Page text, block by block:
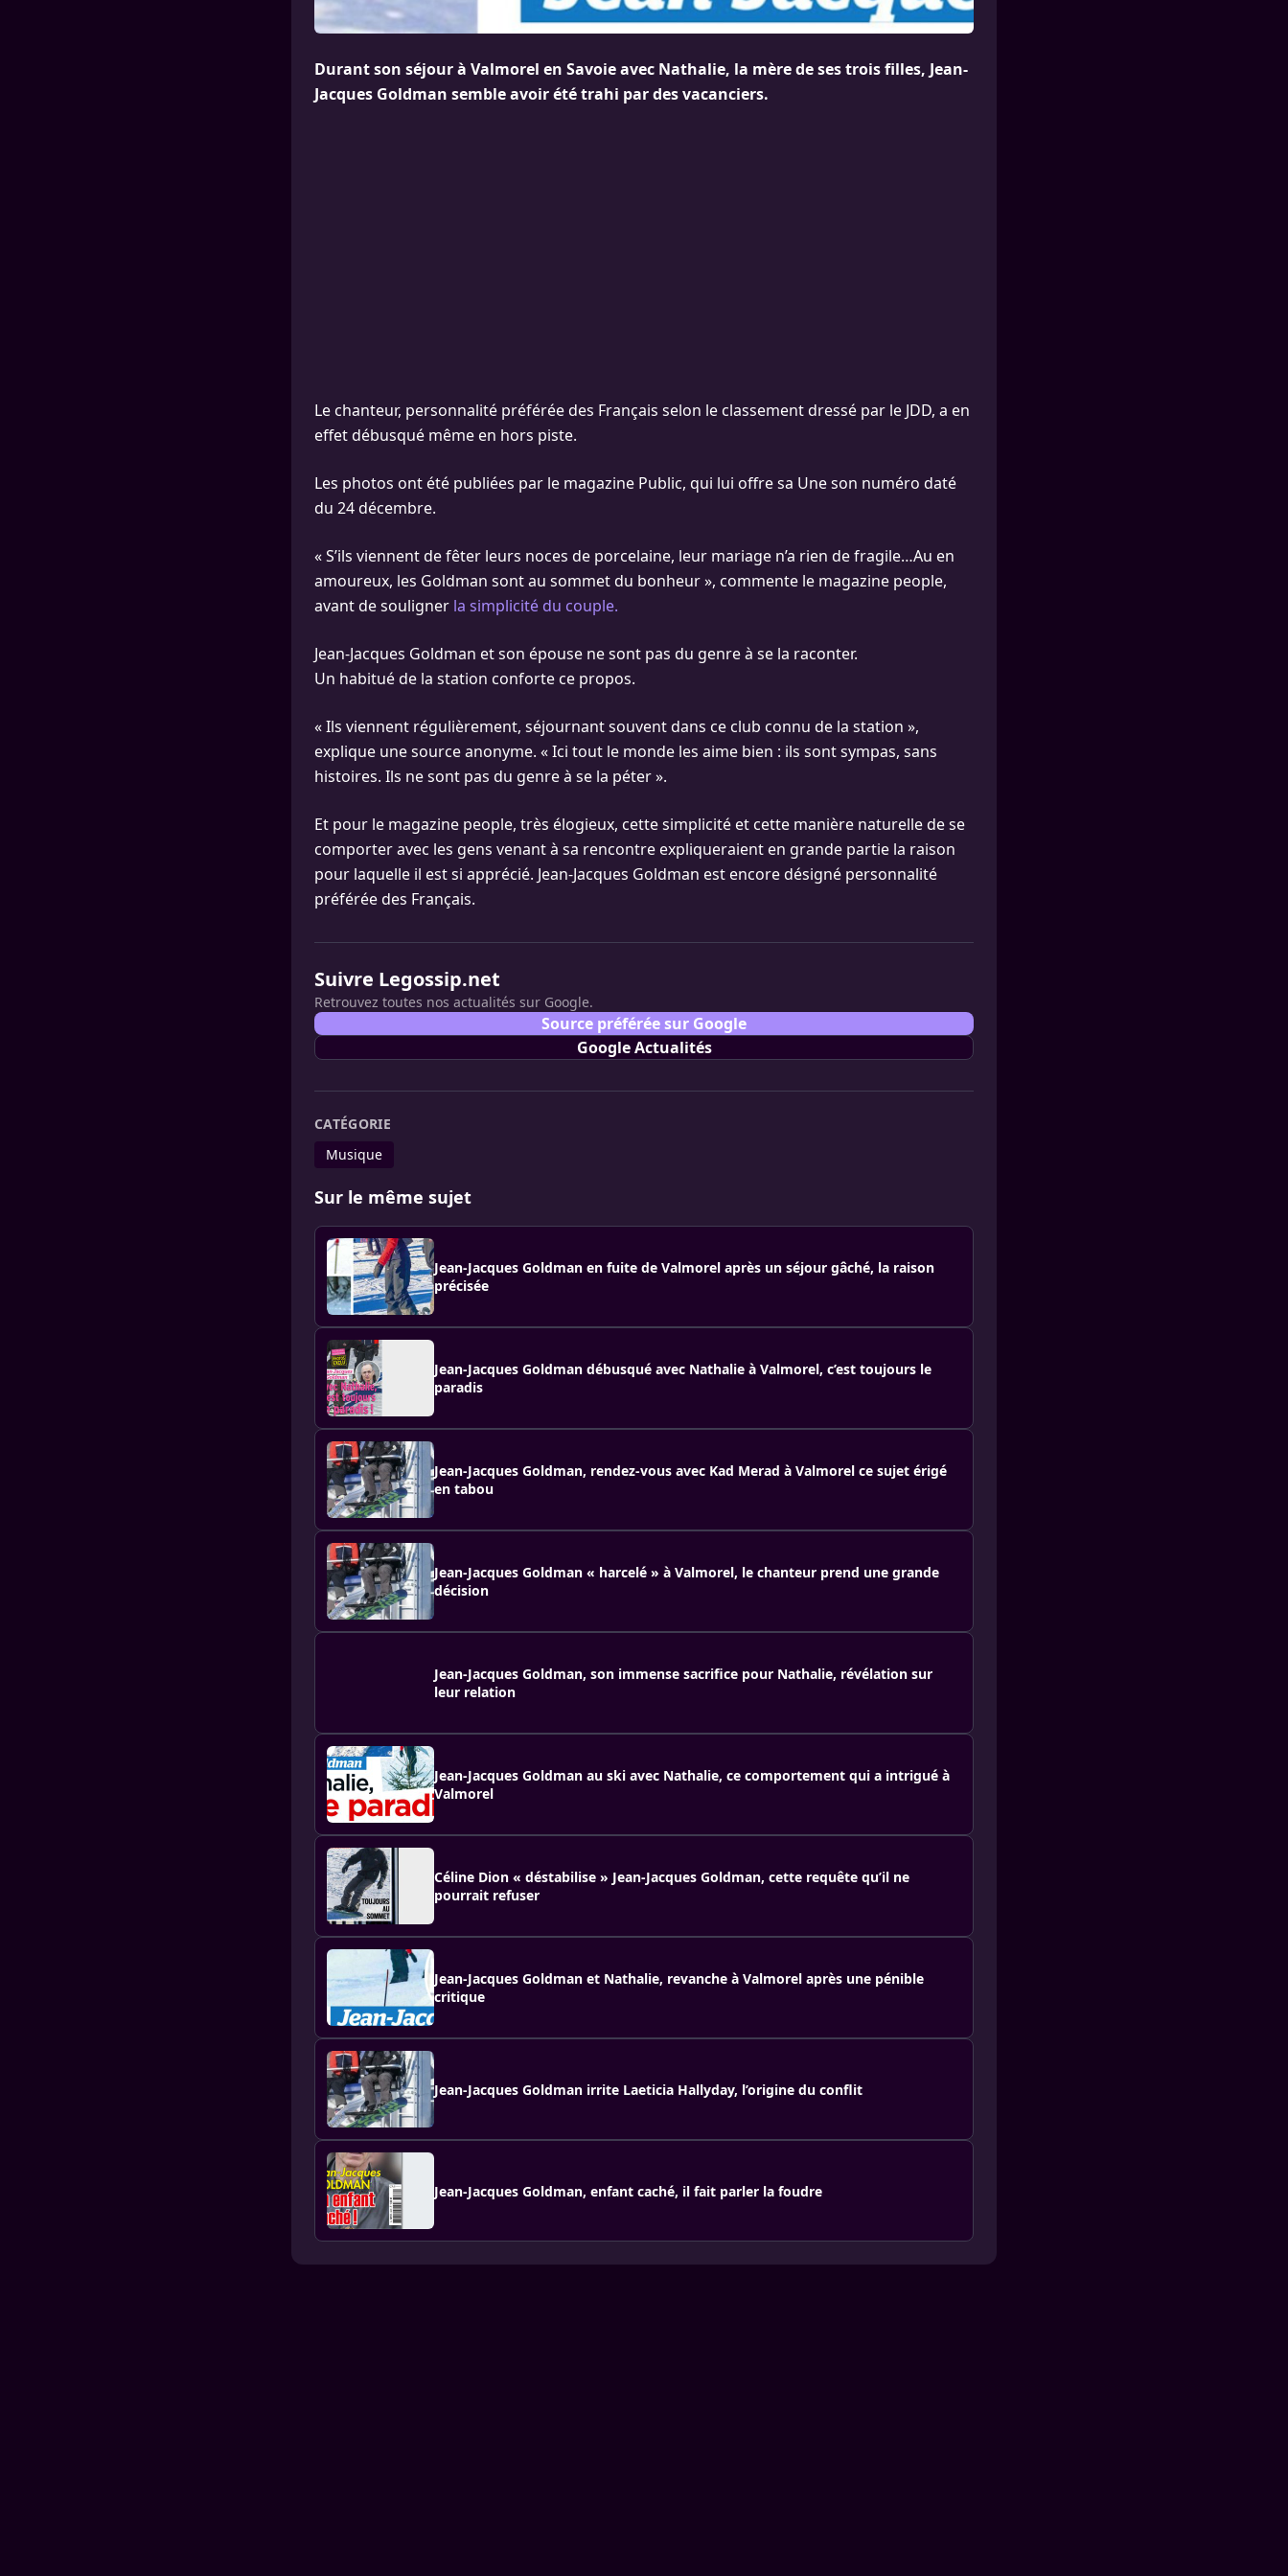
Durant son séjour à Valmorel en Savoie avec Nathalie, la mère de ses trois filles, Jean-
Jacques Goldman semble avoir été trahi par des vacanciers.
Le chanteur, personnalité préférée des Français selon le classement dressé par le JDD, a en
effet débusqué même en hors piste.
Les photos ont été publiées par le magazine Public, qui lui offre sa Une son numéro daté
du 24 décembre.
« S’ils viennent de fêter leurs noces de porcelaine, leur mariage n’a rien de fragile…Au en
amoureux, les Goldman sont au sommet du bonheur », commente le magazine people,
avant de souligner la simplicité du couple.
Jean-Jacques Goldman et son épouse ne sont pas du genre à se la raconter.
Un habitué de la station conforte ce propos.
« Ils viennent régulièrement, séjournant souvent dans ce club connu de la station »,
explique une source anonyme. « Ici tout le monde les aime bien : ils sont sympas, sans
histoires. Ils ne sont pas du genre à se la péter ».
Et pour le magazine people, très élogieux, cette simplicité et cette manière naturelle de se
comporter avec les gens venant à sa rencontre expliqueraient en grande partie la raison
pour laquelle il est si apprécié. Jean-Jacques Goldman est encore désigné personnalité
préférée des Français.
Suivre Legossip.net
Retrouvez toutes nos actualités sur Google.
Source préférée sur Google
Google Actualités
CATÉGORIE
Musique
Sur le même sujet
Jean-Jacques Goldman en fuite de Valmorel après un séjour gâché, la raison
précisée
Jean-Jacques Goldman débusqué avec Nathalie à Valmorel, c’est toujours le
paradis
Jean-Jacques Goldman, rendez-vous avec Kad Merad à Valmorel ce sujet érigé
en tabou
Jean-Jacques Goldman « harcelé » à Valmorel, le chanteur prend une grande
décision
Jean-Jacques Goldman, son immense sacrifice pour Nathalie, révélation sur
leur relation
Jean-Jacques Goldman au ski avec Nathalie, ce comportement qui a intrigué à
Valmorel
Céline Dion « déstabilise » Jean-Jacques Goldman, cette requête qu’il ne
pourrait refuser
Jean-Jacques Goldman et Nathalie, revanche à Valmorel après une pénible
critique
Jean-Jacques Goldman irrite Laeticia Hallyday, l’origine du conflit
Jean-Jacques Goldman, enfant caché, il fait parler la foudre